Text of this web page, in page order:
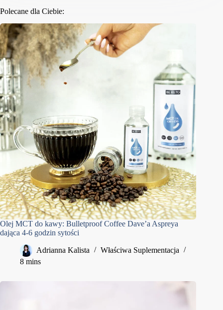
Polecane dla Ciebie:
Olej MCT do kawy: Bulletproof Coffee Dave’a Aspreya
dająca 4-6 godzin sytości
Adrianna Kalista
Właściwa Suplementacja
8 mins